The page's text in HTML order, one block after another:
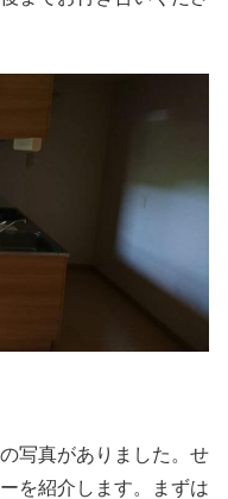
写真がありました。せ
を紹介します。まずは